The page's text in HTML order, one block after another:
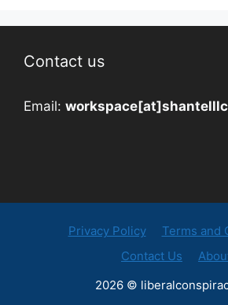
Contact us
Email:
Privacy Policy
Terms and
Contact Us
2026 ©